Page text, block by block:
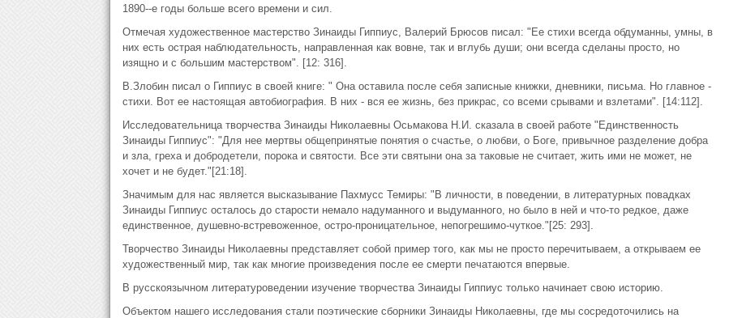
1890--е годы больше всего времени и сил.
Отмечая художественное мастерство Зинаиды Гиппиус, Валерий Брюсов писал: "Ее стихи всегда обдуманны, умны, в
них есть острая наблюдательность, направленная как вовне, так и вглубь души; они всегда сделаны просто, но
изящно и с большим мастерством". [12: 316].
В.Злобин писал о Гиппиус в своей книге: " Она оставила после себя записные книжки, дневники, письма. Но главное -
стихи. Вот ее настоящая автобиография. В них - вся ее жизнь, без прикрас, со всеми срывами и взлетами". [14:112].
Исследовательница творчества Зинаиды Николаевны Осьмакова Н.И. сказала в своей работе "Единственность
Зинаиды Гиппиус": "Для нее мертвы общепринятые понятия о счастье, о любви, о Боге, привычное разделение добра
и зла, греха и добродетели, порока и святости. Все эти святыни она за таковые не считает, жить ими не может, не
хочет и не будет."[21:18].
Значимым для нас является высказывание Пахмусс Темиры: "В личности, в поведении, в литературных повадках
Зинаиды Гиппиус осталось до старости немало надуманного и выдуманного, но было в ней и что-то редкое, даже
единственное, душевно-встревоженное, остро-проницательное, непогрешимо-чуткое."[25: 293].
Творчество Зинаиды Николаевны представляет собой пример того, как мы не просто перечитываем, а открываем ее
художественный мир, так как многие произведения после ее смерти печатаются впервые.
В русскоязычном литературоведении изучение творчества Зинаиды Гиппиус только начинает свою историю.
Объектом нашего исследования стали поэтические сборники Зинаиды Николаевны, где мы сосредоточились на